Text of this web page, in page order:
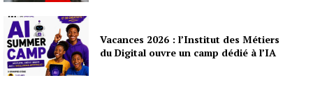
Vacances 2026 : l’Institut des Métiers
du Digital ouvre un camp dédié à l’IA